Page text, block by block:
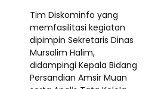
Tim Diskominfo yang
memfasilitasi kegiatan
dipimpin Sekretaris Dinas
Mursalim Halim,
didampingi Kepala Bidang
Persandian Amsir Muan